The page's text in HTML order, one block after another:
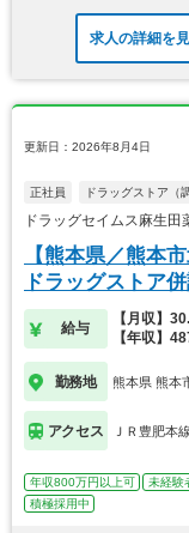
求人の詳細を
更新日：2026年8月4日
正社員 ドラッグストア（
ドラッグセイムス麻生
【熊本県／熊本
ドラッグストア
給与
【月収】
【年収】
勤務地 熊本県 熊本
アクセス ＪＲ豊肥本
年収800万円以上可 未経験
積極採用中